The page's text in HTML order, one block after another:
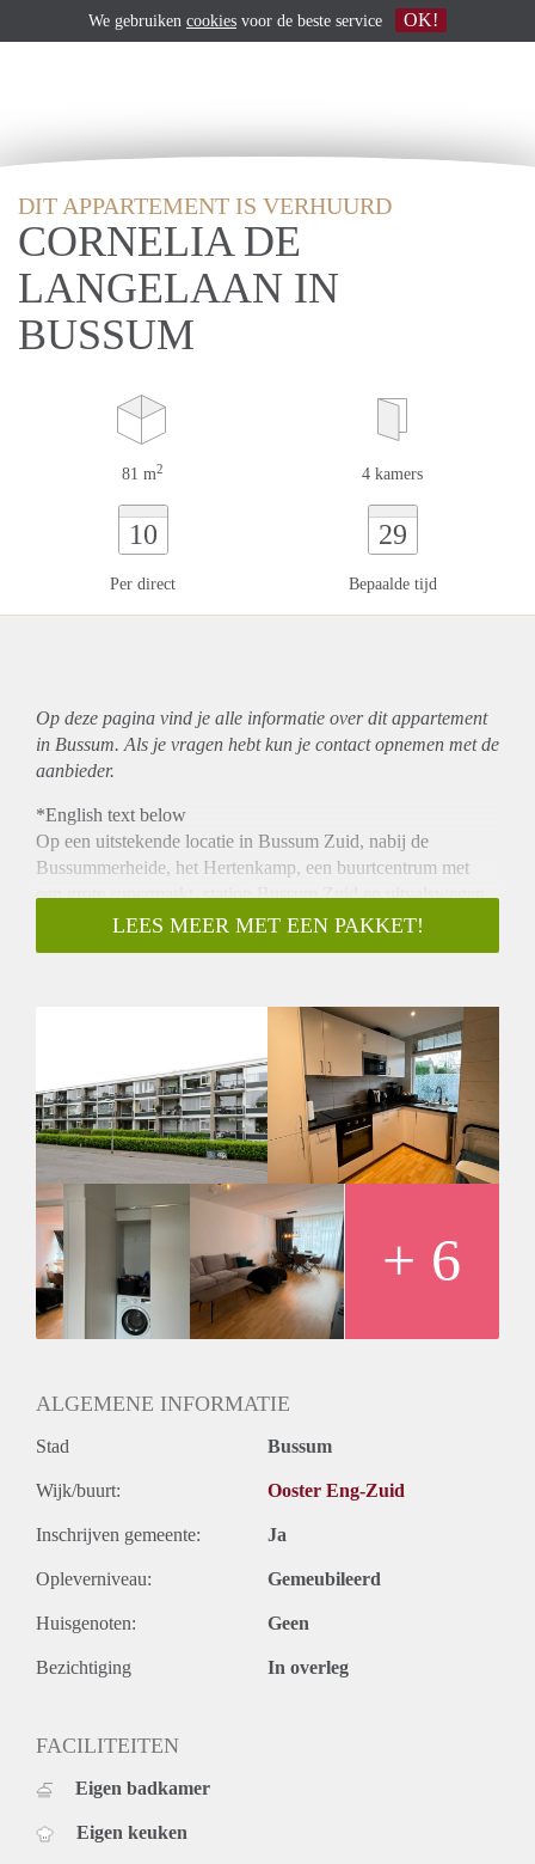
DIT APPARTEMENT IS VERHUURD
CORNELIA DE
LANGELAAN IN
BUSSUM
81 m2 4 kamers
10
Per direct
29
Bepaalde tijd
Op deze pagina vind je alle informatie over ditappartement
in Bussum. Als je vragen hebt kun je contact opnemen met de
aanbieder.
*English text below
Op een uitstekende locatie in Bussum Zuid, nabij de
Bussummerheide, het Hertenkamp, een buurtcentrum met
een grote supermarkt, station Bussum Zuid en uitvalswegen,
ligt dit zeer ruime 4-kamer appartement op de begane grond
met balkon op het noord/oosten.
slaapkamers, ruime woonkamer met een balkon, ruime
badkamer met douche en aansluiting voor
wasmachine/droger.
This very spacious 4-room apartment on the ground floor
with balcony on the north / east is located in an excellent
location in Bussum South, near the Bussummerheide, the
Hertenkamp, ​​a neighborhood center with a large
supermarket, Bussum South station and arterial roads.
The central entrance provides access to the neat complex.
Entrance hall with meter cupboard, 3 bedrooms varying in
size, spacious living room with a balcony, spacious bathroom
with shower and connection for washing machine / dryer.
LEES MEER MET EEN PAKKET!
+ 6
ALGEMENE INFORMATIE
Stad Bussum
Wijk/buurt: Ooster Eng-Zuid
Inschrijven gemeente: Ja
Opleverniveau: Gemeubileerd
Huisgenoten: Geen
Bezichtiging In overleg
FACILITEITEN
Eigen badkamer
Eigen keuken
We gebruiken cookies voor de beste service OK!